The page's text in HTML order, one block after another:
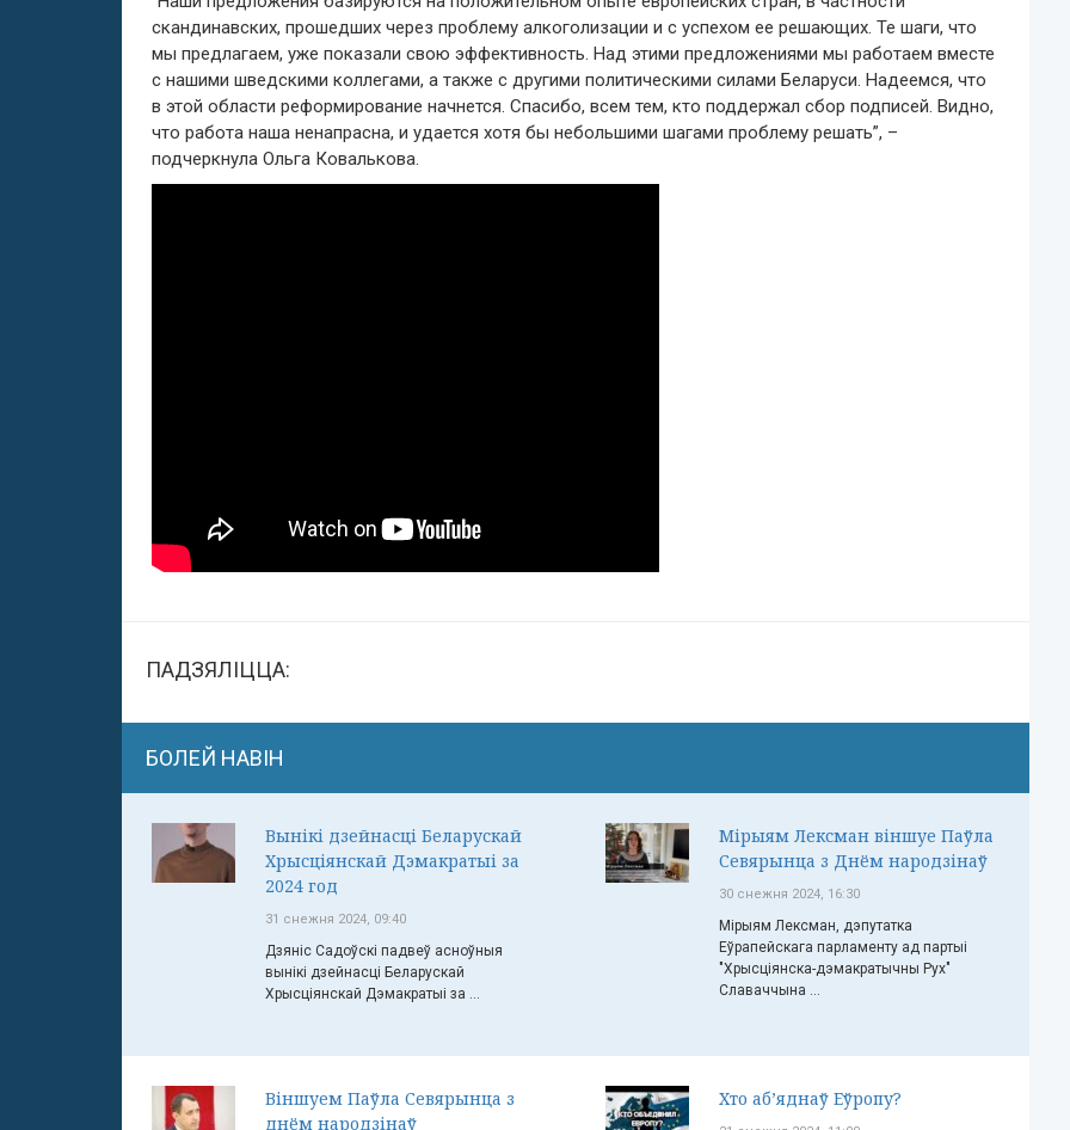
скандинавских, прошедших через проблему алкоголизации и с успехом ее решающих. Те шаги, что
мы предлагаем, уже показали свою эффективность. Над этими предложениями мы работаем вместе
с нашими шведскими коллегами, а также с другими политическими силами Беларуси. Надеемся, что
в этой области реформирование начнется. Спасибо, всем тем, кто поддержал сбор подписей. Видно,
что работа наша ненапрасна, и удается хотя бы небольшими шагами проблему решать”, –
подчеркнула Ольга Ковалькова.
ПАДЗЯЛІЦЦА:
БОЛЕЙ НАВІН
Вынікі дзейнасці Беларускай
Хрысціянскай Дэмакратыі за
2024 год
31 снежня 2024, 09:40
Дзяніс Садоўскі падвеў асноўныя
вынікі дзейнасці Беларускай
Хрысціянскай Дэмакратыі за ...
Мірыям Лексман віншуе Паўла
Севярынца з Днём народзінаў
30 снежня 2024, 16:30
Мірыям Лексман, дэпутатка
Еўрапейскага парламенту ад партыі
"Хрысціянска-дэмакратычны Рух"
Славаччына ...
Віншуем Паўла Севярынца з
днём народзінаў
Хто аб’яднаў Еўропу?